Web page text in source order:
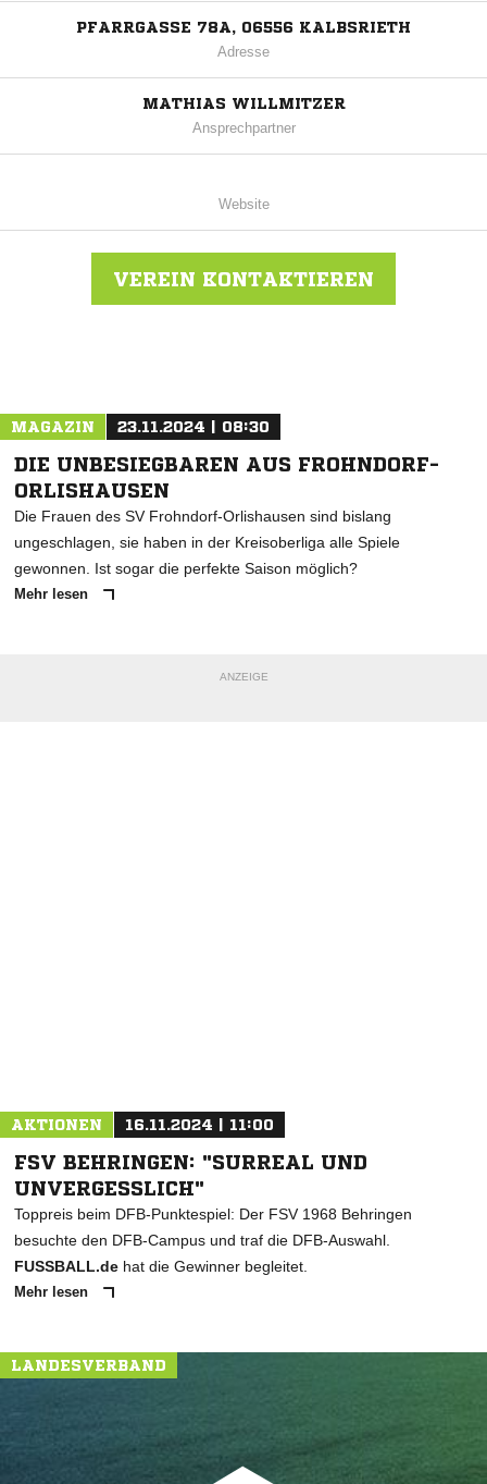
PFARRGASSE 78A, 06556 KALBSRIETH
Adresse
MATHIAS WILLMITZER
Ansprechpartner
Website
VEREIN KONTAKTIEREN
MAGAZIN 23.11.2024 | 08:30
DIE UNBESIEGBAREN AUS FROHNDORF-
ORLISHAUSEN
Die Frauen des SV Frohndorf-Orlishausen sind bislang
ungeschlagen, sie haben in der Kreisoberliga alle Spiele
gewonnen. Ist sogar die perfekte Saison möglich?
Mehr lesen
ANZEIGE
AKTIONEN 16.11.2024 | 11:00
FSV BEHRINGEN: "SURREAL UND
UNVERGESSLICH"
Toppreis beim DFB-Punktespiel: Der FSV 1968 Behringen
besuchte den DFB-Campus und traf die DFB-Auswahl.
FUSSBALL.de hat die Gewinner begleitet.
Mehr lesen
LANDESVERBAND